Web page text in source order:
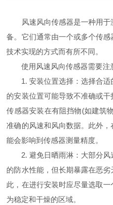
风速风向传感器是一种用于
备。它们通常由一个或多个传
技术实现的方式而有所不同。
使用风速风向传感器需要注
1. 安装位置选择：选择合适
的安装位置可能导致不准确或
传感器安装在有阻挡物(如建筑
准确的风速和风向数据。此外
能会影响到传感器测量精度。
2. 避免日晒雨淋：大部分风
的防水性能，但长期暴露在恶
此，在进行安装时应尽量选取
为稳定和干燥的区域。